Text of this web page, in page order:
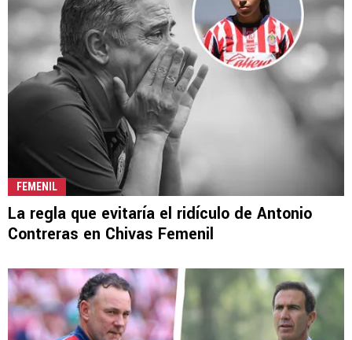
FEMENIL
La regla que evitaría el ridículo de Antonio
Contreras en Chivas Femenil